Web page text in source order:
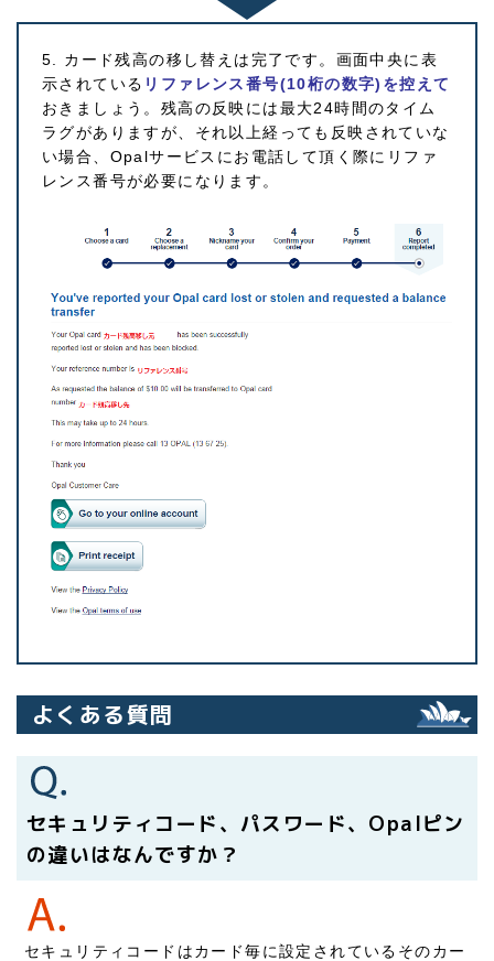
5. カード残高の移し替えは完了です。画面中央に表
示されている リファレンス番号(10桁の数字)を控えて
おきましょう。残高の反映には最大24時間のタイム
ラグがありますが、それ以上経っても反映されていな
い場合、Opalサービスにお電話して頂く際にリファ
レンス番号が必要になります。
よくある質問
セキュリティコード、パスワード、Opalピン
の違いはなんですか？
セキュリティコードはカード毎に設定されているそのカー